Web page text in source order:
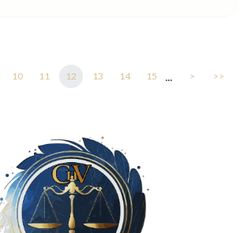
10 11 12 13 14 15 ... > >>